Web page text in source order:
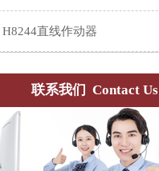
H8244直线作动器
联系我们 Contact Us